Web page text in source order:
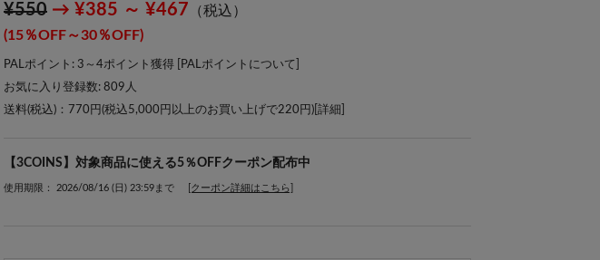
¥550 → ¥385 ～ ¥467 （税込）
(15％OFF～30％OFF)
PALポイント: 3～4ポイント獲得 [ PALポイントについて
お気に入り登録数: 809 人
送料(税込)：770円(税込5,000円以上のお買い上げで220円)[ 詳細
【3COINS】対象商品に使える5％OFFクーポン配布中
使用期限： 2026/08/16 (日) 23:59まで [クーポン詳細はこちら]